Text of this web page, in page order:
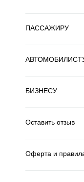
ПАССАЖИРУ
БИЗНЕСУ
Оставить отзыв
Оферта и